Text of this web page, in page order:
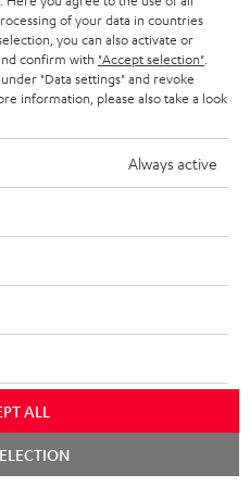
of your data in countries
you can also activate or
confirm with "Accept selection"
"Data settings" and revoke
information, please also take a look
Always active
ALL